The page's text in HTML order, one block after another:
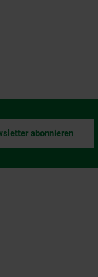
abonnieren